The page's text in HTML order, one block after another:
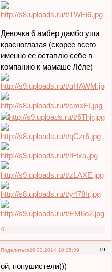
Девочка 6 амбер дамбо уши
красноглазая (скорее всего
именно ее оставлю себе в
компанию к мамаше Лёле)
0
Поделиться 19
26.03.2014 10:05:39
ой, попушистели)))